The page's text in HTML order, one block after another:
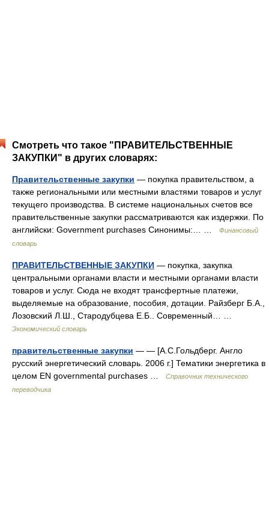
Смотреть что такое "ПРАВИТЕЛЬСТВЕННЫЕ
ЗАКУПКИ" в других словарях:
Правительственные закупки — покупка правительством, а
также региональными или местными властями товаров и услуг
текущего производства. В системе национальных счетов все
правительственные закупки рассматриваются как издержки. По
английски: Government purchases Синонимы:… …
Финансовый
словарь
ПРАВИТЕЛЬСТВЕННЫЕ ЗАКУПКИ — покупка, закупка
центральными органами власти и местными органами власти
товаров и услуг. Сюда не входят трансфертные платежи,
выделяемые на образование, пособия, дотации. Райзберг Б.А.,
Лозовский Л.Ш., Стародубцева Е.Б.. Современный… …
Экономический словарь
правительственные закупки — — [А.С.Гольдберг. Англо
русский энергетический словарь. 2006 г.] Тематики энергетика в
целом EN governmental purchases …
Справочник технического
переводчика